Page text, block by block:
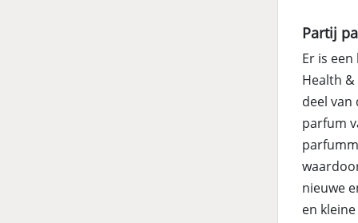
Partij
Er is
Health
deel
parfum
nieuwe
en